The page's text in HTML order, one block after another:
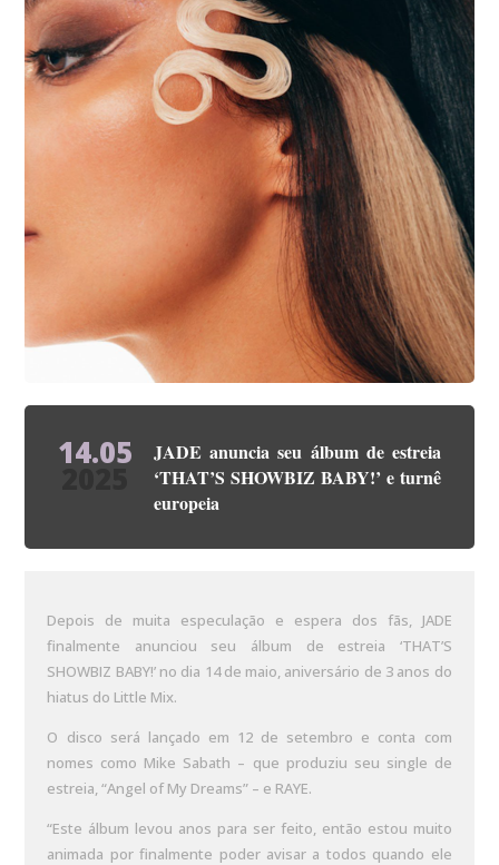
14.05
JADE anuncia seu álbum de estreia
‘THAT’S SHOWBIZ BABY!’ e turnê
europeia
Depois de muita especulação e espera dos fãs, JADE
finalmente anunciou seu álbum de estreia ‘THAT’S
SHOWBIZ BABY!’ no dia 14 de maio, aniversário de 3 anos do
hiatus do Little Mix.
O disco será lançado em 12 de setembro e conta com
nomes como Mike Sabath – que produziu seu single de
estreia, “Angel of My Dreams” – e RAYE.
“Este álbum levou anos para ser feito, então estou muito
animada por finalmente poder avisar a todos quando ele